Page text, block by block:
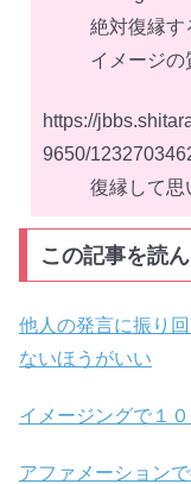
絶対復縁す
イメージの
https://
9650/
復縁して思
この記事を読
他人の発言に振り
ないほうがいい
イメージングで１
アファメーションで